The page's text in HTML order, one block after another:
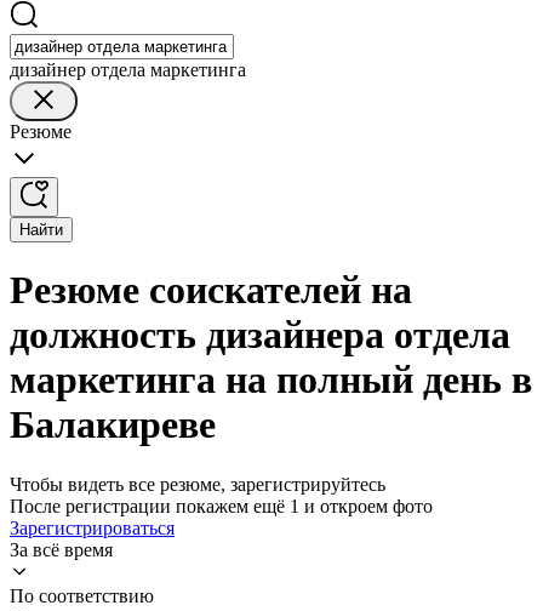
дизайнер отдела маркетинга
Резюме
Найти
Резюме соискателей на
должность дизайнера отдела
маркетинга на полный день в
Балакиреве
Чтобы видеть все резюме, зарегистрируйтесь
После регистрации покажем ещё 1 и откроем фото
Зарегистрироваться
За всё время
По соответствию